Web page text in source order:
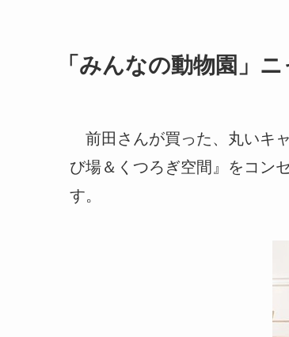
「みんなの動物園」
前田さんが買った、丸いキ
び場＆くつろぎ空間』をコン
す。